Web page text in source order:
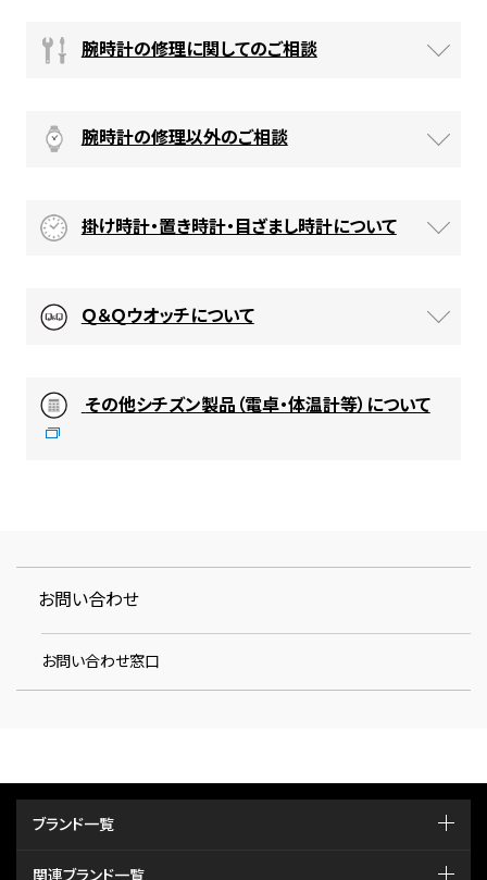
腕時計の修理に関してのご相談
腕時計の修理以外のご相談
掛け時計・置き時計・目ざまし時計について
Ｑ＆Ｑウオッチについて
その他シチズン製品（電卓・体温計等）について
お問い合わせ
お問い合わせ窓口
ブランド一覧
関連ブランド一覧